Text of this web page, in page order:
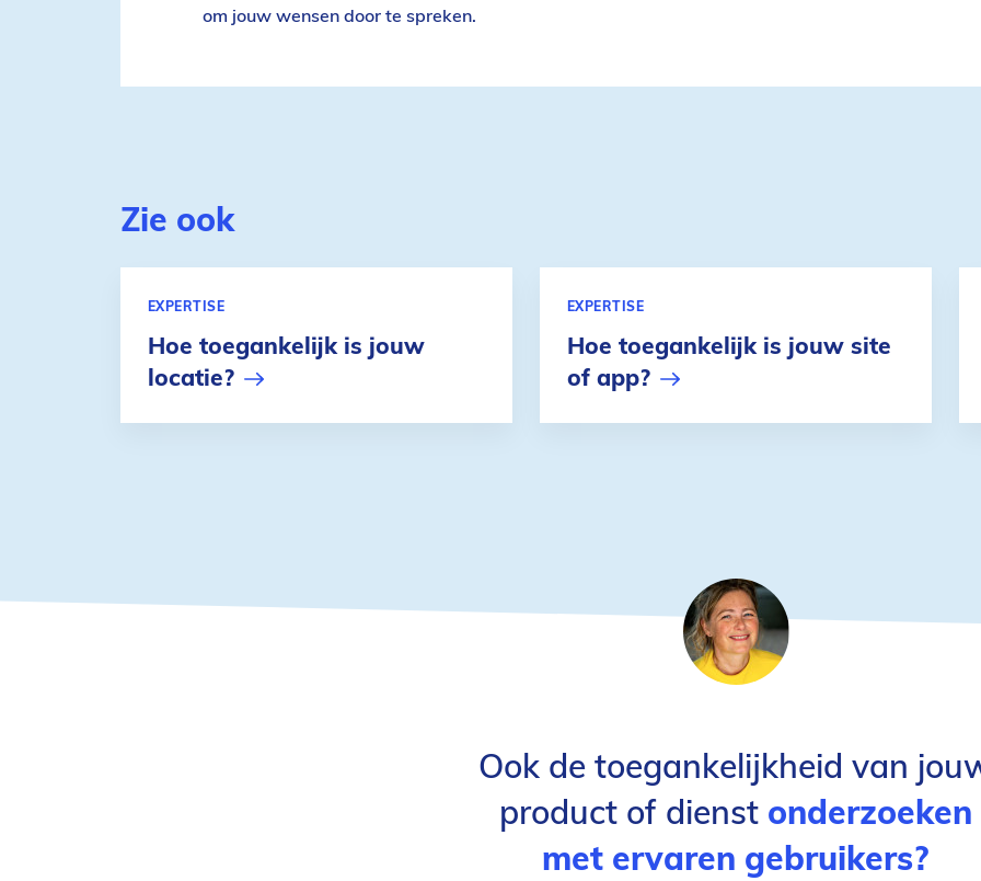
om jouw wensen door te spreken.
Zie ook
Hoe toegankelijk is jouw
locatie?
EXPERTISE
Hoe toegankelijk is jouw site
of app?
EXPERTISE
Ook de toegankelijkheid van
product of dienst onderzoeken
met ervaren gebruikers?